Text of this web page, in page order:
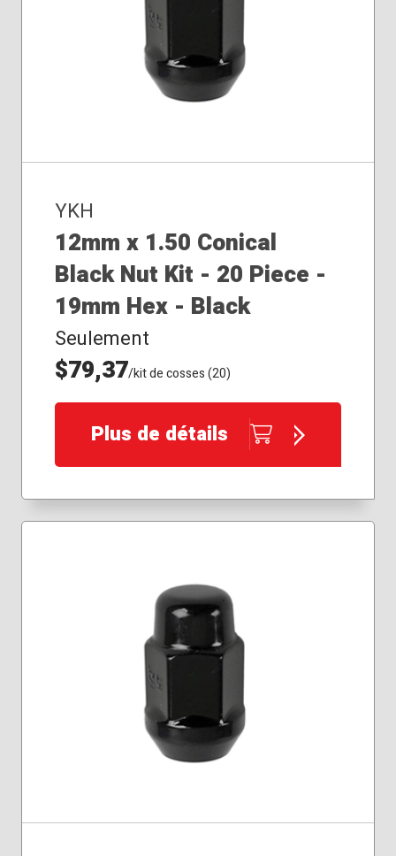
YKH
12mm x 1.50 Conical
Black Nut Kit - 20 Piece -
19mm Hex - Black
Seulement
$79,37/kit de cosses (20)
Plus de détails